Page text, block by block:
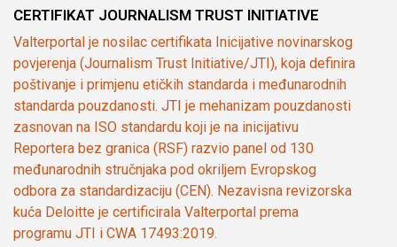
CERTIFIKAT JOURNALISM TRUST INITIATIVE
Valterportal je nosilac certifikata Inicijative novinarskog
povjerenja (Journalism Trust Initiative/JTI), koja definira
poštivanje i primjenu etičkih standarda i međunarodnih
standarda pouzdanosti. JTI je mehanizam pouzdanosti
zasnovan na ISO standardu koji je na inicijativu
Reportera bez granica (RSF) razvio panel od 130
međunarodnih stručnjaka pod okriljem Evropskog
odbora za standardizaciju (CEN). Nezavisna revizorska
kuća Deloitte je certificirala Valterportal prema
programu JTI i CWA 17493:2019.